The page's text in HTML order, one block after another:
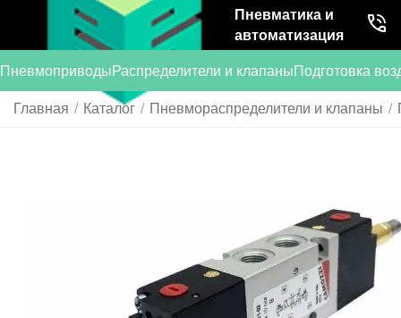
Пневматика и
автоматизация
ПневмоприводыРаспределители и клапаныПодготовка
Главная / Каталог / Пневмораспределители и клапаны /